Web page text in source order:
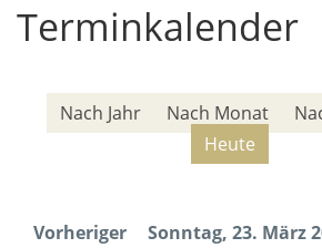
Terminkalender
Nach Jahr Nach Monat
Heute
Vorheriger
Sonntag, 23. März